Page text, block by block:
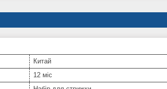
Китай
12 міс